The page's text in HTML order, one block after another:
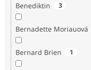
Benediktin 3
Bernadette Moriauová
Bernard Brien 1